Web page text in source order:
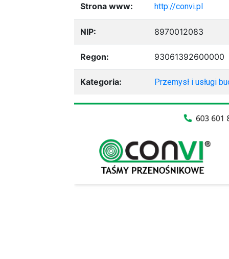
Strona www: http://convi.pl
NIP: 8970012083
Regon: 93061392600000
Kategoria: Przemysł i usługi